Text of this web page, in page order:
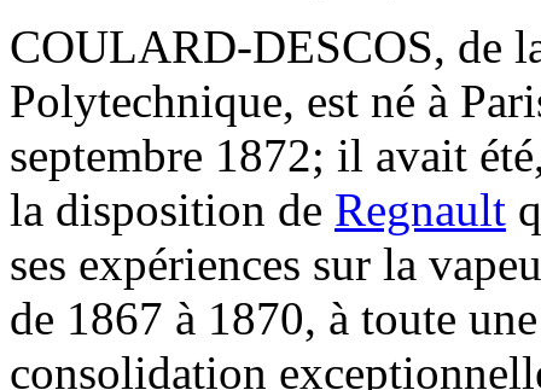
COULARD-DESCOS, de
Polytechnique, est né à
septembre 1872; il avait
la disposition de Regnault
ses expériences sur la
de 1867 à 1870, à toute
consolidation